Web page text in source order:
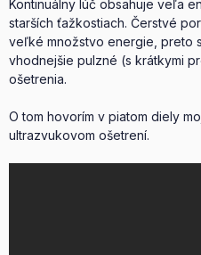
Kontinuálny lúč obsahuje veľa
starších ťažkostiach. Čerstvé
veľké množstvo energie, preto
vhodnejšie pulzné (s krátkymi
ošetrenia.
O tom hovorím v piatom diely
ultrazvukovom ošetrení.